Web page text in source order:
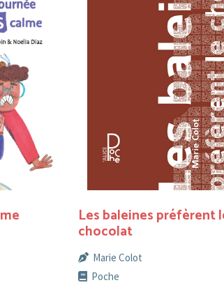
Les baleines préfèrent
chocolat
Marie Colot
Poche